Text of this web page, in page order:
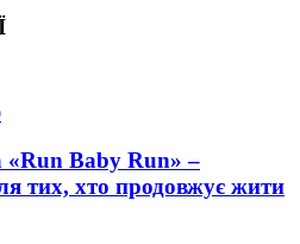
«Run Baby Run» –
тих, хто продовжує жити